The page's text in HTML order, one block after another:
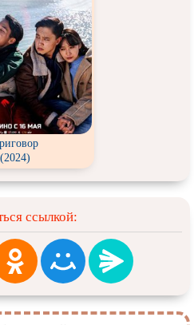
(2024)
ссылкой: